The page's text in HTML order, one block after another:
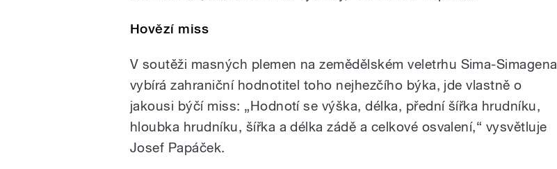
Hovězí miss
V soutěži masných plemen na zemědělském veletrhu Sima-Simagena
vybírá zahraniční hodnotitel toho nejhezčího býka, jde vlastně o
jakousi býčí miss: „Hodnotí se výška, délka, přední šířka hrudníku,
hloubka hrudníku, šířka a délka zádě a celkové osvalení,“ vysvětluje
Josef Papáček.